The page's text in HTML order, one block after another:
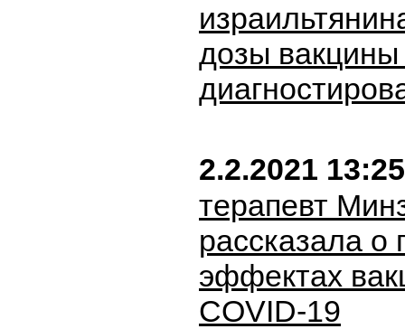
дозы
2.2.2021 13:25
терапевт
рассказала о
эффектах
COVID-19